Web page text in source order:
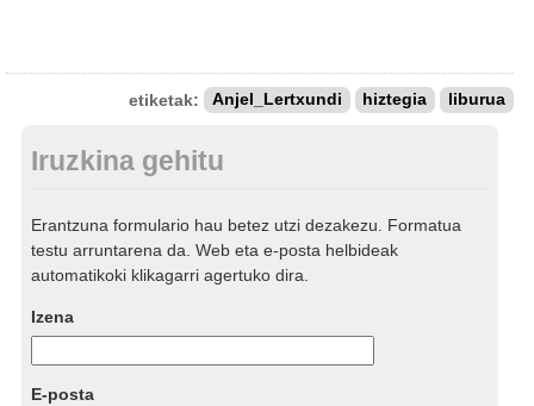
etiketak: Anjel_Lertxundi hiztegia liburua
Iruzkina gehitu
Erantzuna formulario hau betez utzi dezakezu. Formatua
testu arruntarena da. Web eta e-posta helbideak
automatikoki klikagarri agertuko dira.
Izena
E-posta